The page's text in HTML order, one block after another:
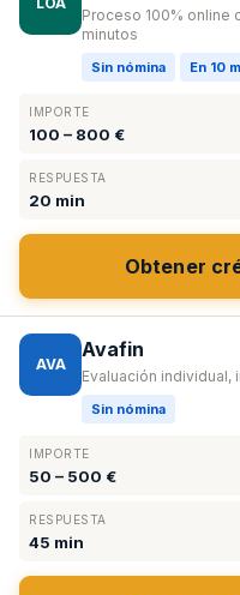
Proceso 100% online
minutos
Sin nómina En 10
IMPORTE
100 – 800 €
RESPUESTA
20 min
Obtener
AVA
Avafin
Evaluación
Sin nómina
IMPORTE
50 – 500 €
RESPUESTA
45 min